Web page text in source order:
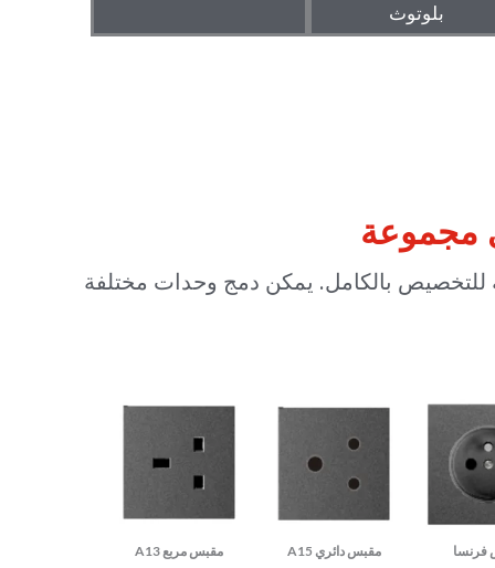
بلوتوث
مجموعة
للتخصيص بالكامل. يمكن دمج وحدات مختلفة
فرنسا مقبس دائري A15 مقبس مربع A13